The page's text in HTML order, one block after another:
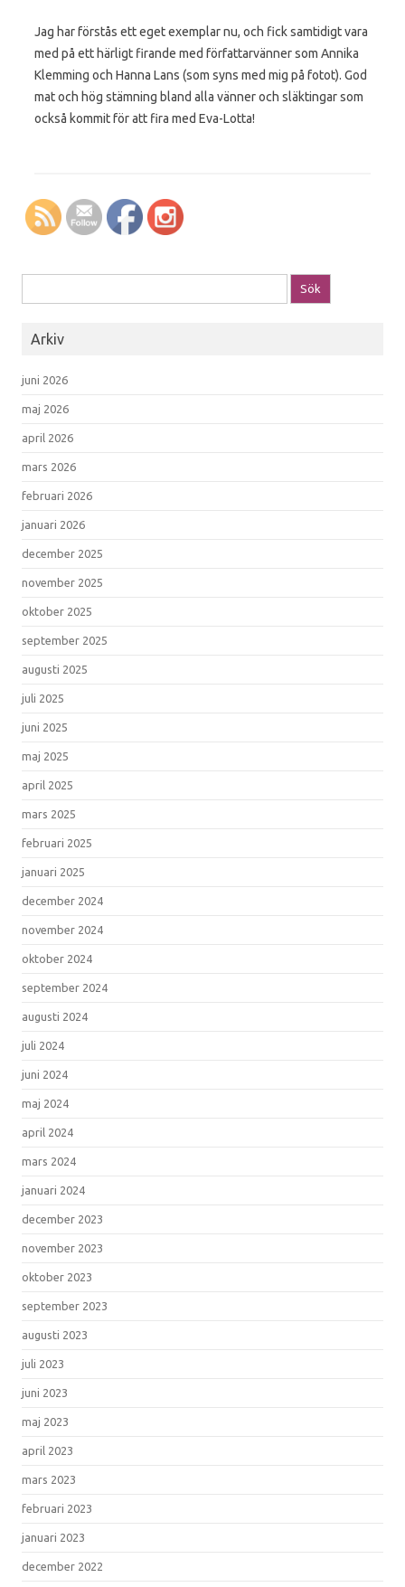
Jag har förstås ett eget exemplar nu, och fick samtidigt vara
med på ett härligt firande med författarvänner som Annika
Klemming och Hanna Lans (som syns med mig på fotot). God
mat och hög stämning bland alla vänner och släktingar som
också kommit för att fira med Eva-Lotta!
Arkiv
juni 2026
maj 2026
april 2026
mars 2026
februari 2026
januari 2026
december 2025
november 2025
oktober 2025
september 2025
augusti 2025
juli 2025
juni 2025
maj 2025
april 2025
mars 2025
februari 2025
januari 2025
december 2024
november 2024
oktober 2024
september 2024
augusti 2024
juli 2024
juni 2024
maj 2024
april 2024
mars 2024
januari 2024
december 2023
november 2023
oktober 2023
september 2023
augusti 2023
juli 2023
juni 2023
maj 2023
april 2023
mars 2023
februari 2023
januari 2023
december 2022